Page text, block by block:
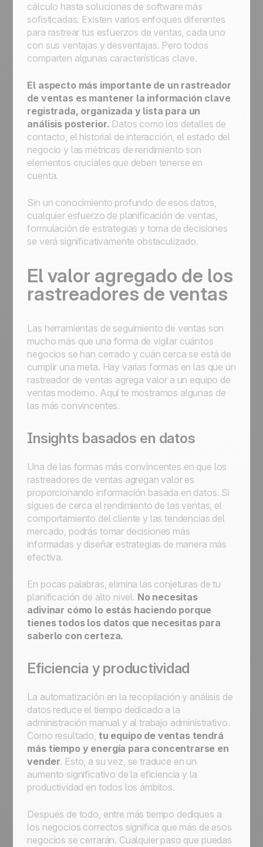
cálculo hasta soluciones de software más
sofisticadas. Existen varios enfoques diferentes
para rastrear tus esfuerzos de ventas, cada uno
con sus ventajas y desventajas. Pero todos
comparten algunas características clave.
El aspecto más importante de un rastreador
de ventas es mantener la información clave
registrada, organizada y lista para un
análisis posterior. Datos como los detalles de
contacto, el historial de interacción, el estado del
negocio y las métricas de rendimiento son
elementos cruciales que deben tenerse en
cuenta.
Sin un conocimiento profundo de esos datos,
cualquier esfuerzo de planificación de ventas,
formulación de estrategias y toma de decisiones
se verá significativamente obstaculizado.
El valor agregado de los
rastreadores de ventas
Las herramientas de seguimiento de ventas son
mucho más que una forma de vigilar cuántos
negocios se han cerrado y cuán cerca se está de
cumplir una meta. Hay varias formas en las que un
rastreador de ventas agrega valor a un equipo de
ventas moderno. Aquí te mostramos algunas de
las más convincentes.
Insights basados en datos
Una de las formas más convincentes en que los
rastreadores de ventas agregan valor es
proporcionando información basada en datos. Si
sigues de cerca el rendimiento de las ventas, el
comportamiento del cliente y las tendencias del
mercado, podrás tomar decisiones más
informadas y diseñar estrategias de manera más
efectiva.
En pocas palabras, elimina las conjeturas de tu
planificación de alto nivel. No necesitas
adivinar cómo lo estás haciendo porque
tienes todos los datos que necesitas para
saberlo con certeza.
Eficiencia y productividad
La automatización en la recopilación y análisis de
datos reduce el tiempo dedicado a la
administración manual y al trabajo administrativo.
Como resultado, tu equipo de ventas tendrá
más tiempo y energía para concentrarse en
vender. Esto, a su vez, se traduce en un
aumento significativo de la eficiencia y la
productividad en todos los ámbitos.
Después de todo, entre más tiempo dediques a
los negocios correctos significa que más de esos
negocios se cerrarán. Cualquier paso que puedas